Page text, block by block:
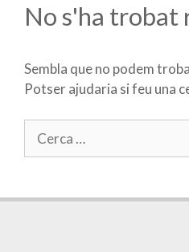
No s'ha trobat
Sembla que no podem
Potser ajudaria si feu una